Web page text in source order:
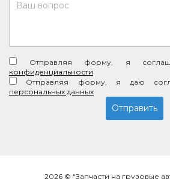
Отправляя форму, я
конфиденциальности
Отправляя форму, я даю
персональных данных
2026 © “Запчасти на грузовые